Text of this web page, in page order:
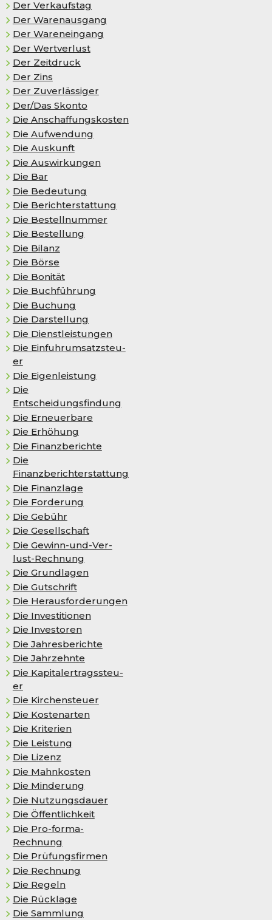
Der Ver­kaufs­tag
Der Warenausgang
Der Wareneingang
Der Wertverlust
Der Zeitdruck
Der Zins
Der Zuverlässiger
Der/Das Skon­to
Die Anschaffungskosten
Die Auf­wen­dung
Die Auskunft
Die Auswirkungen
Die Bar
Die Bedeutung
Die Berichterstattung
Die Bestellnummer
Die Bestellung
Die Bilanz
Die Börse
Die Bo­ni­tät
Die Buchführung
Die Buchung
Die Darstellung
Die Dienstleistungen
Die Ein­fuhr­um­satz­steu­
er
Die Ei­gen­leis­tung
Die
Entscheidungsfindung
Die Erneuerbare
Die Er­hö­hung
Die Finanzberichte
Die
Finanzberichterstattung
Die Finanzlage
Die Forderung
Die Gebühr
Die Gesellschaft
Die Ge­winn-und-Ver­
lust-Rech­nung
Die Grundlagen
Die Gutschrift
Die Herausforderungen
Die Investitionen
Die Investoren
Die Jahresberichte
Die Jahrzehnte
Die Ka­pi­tal­er­trags­steu­
er
Die Kir­chen­steu­er
Die Kostenarten
Die Kriterien
Die Leistung
Die Lizenz
Die Mahnkosten
Die Minderung
Die Nutzungsdauer
Die Öffentlichkeit
Die Pro-forma-
Rechnung
Die Prüfungsfirmen
Die Rechnung
Die Regeln
Die Rück­la­ge
Die Sammlung